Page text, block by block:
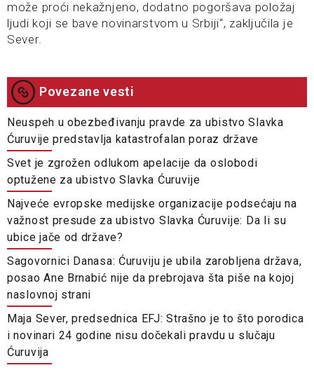
može proći nekažnjeno, dodatno pogoršava položaj
ljudi koji se bave novinarstvom u Srbiji“, zaključila je
Sever.
Povezane vesti
Neuspeh u obezbeđivanju pravde za ubistvo Slavka
Ćuruvije predstavlja katastrofalan poraz države
Svet je zgrožen odlukom apelacije da oslobodi
optužene za ubistvo Slavka Ćuruvije
Najveće evropske medijske organizacije podsećaju na
važnost presude za ubistvo Slavka Ćuruvije: Da li su
ubice jače od države?
Sagovornici Danasa: Ćuruviju je ubila zarobljena država,
posao Ane Brnabić nije da prebrojava šta piše na kojoj
naslovnoj strani
Maja Sever, predsednica EFJ: Strašno je to što porodica
i novinari 24 godine nisu dočekali pravdu u slučaju
Ćuruvija